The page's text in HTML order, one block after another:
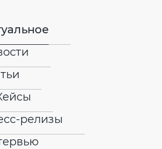
релизы